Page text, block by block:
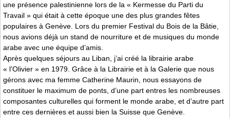
une présence palestinienne lors de la « Kermesse du Parti du
Travail » qui était à cette époque une des plus grandes fêtes
populaires à Genève. Lors du premier Festival du Bois de la Bâtie,
nous avions déjà un stand de nourriture et de musiques du monde
arabe avec une équipe d’amis.
Après quelques séjours au Liban, j’ai créé la librairie arabe
« l’Olivier » en 1979. Grâce à la Librairie et à la Galerie que nous
gérons avec ma femme Catherine Maurin, nous essayons de
constituer le maximum de ponts, d’une part entres les nombreuses
composantes culturelles qui forment le monde arabe, et d’autre part
entre ces dernières et aussi bien la Suisse que Genève.